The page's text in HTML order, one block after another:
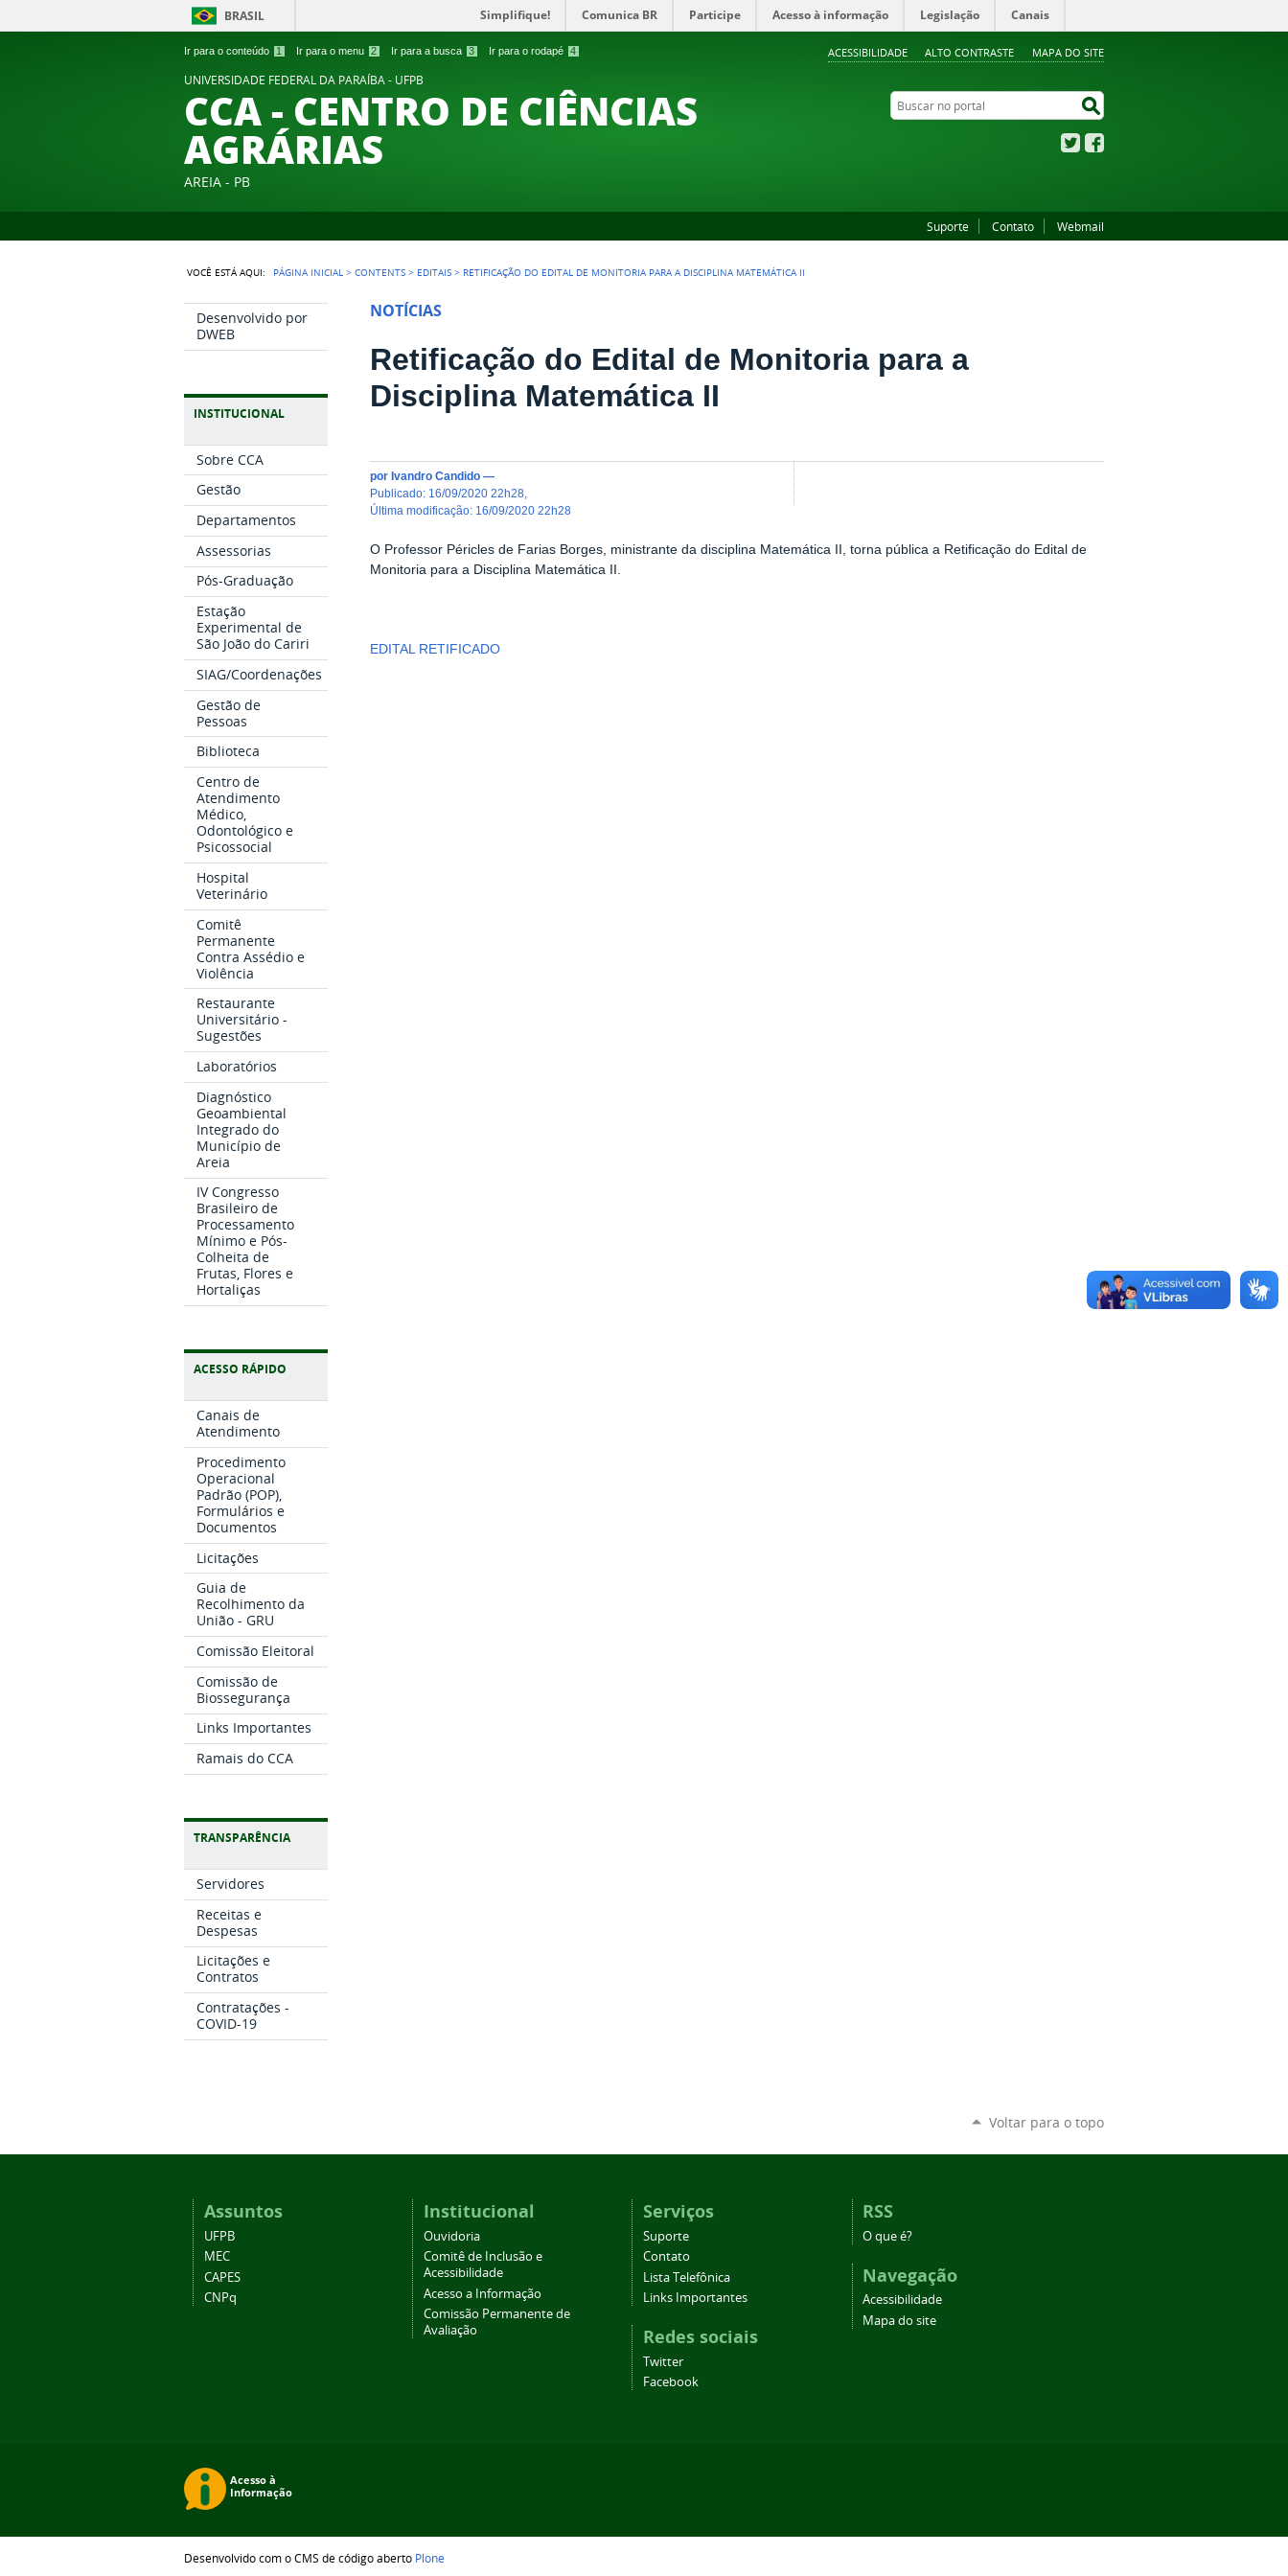
Ir para o conteúdo 1 Ir para o menu 2 Ir para a busca 3 Ir para o rodapé 4 ACESSIBILIDADE ALTO CONTRASTE MAPA DO SITE
BRASIL Simplifique! Comunica BR Participe Acesso à informação Legislação Canais
UNIVERSIDADE FEDERAL DA PARAÍBA - UFPB
CCA - CENTRO DE CIÊNCIAS
AGRÁRIAS
AREIA - PB
Buscar no portal
Twitter
Suporte Contato Webmail
VOCÊ ESTÁ AQUI: PÁGINA INICIAL >CONTENTS > EDITAIS > RETIFICAÇÃO DO EDITAL DE MONITORIA PARA A DISCIPLINA MATEMÁTICA II
Desenvolvido por
DWEB
INSTITUCIONAL
Sobre CCA
Gestão
Departamentos
Assessorias
Pós-Graduação
Estação
Experimental de
São João do Cariri
SIAG/Coordenações
Gestão de
Pessoas
Biblioteca
Centro de
Atendimento
Médico,
Odontológico e
Psicossocial
Hospital
Veterinário
Comitê
Permanente
Contra Assédio e
Violência
Restaurante
Universitário -
Sugestões
Laboratórios
Diagnóstico
Geoambiental
Integrado do
Município de
Areia
IV Congresso
Brasileiro de
Processamento
Mínimo e Pós-
Colheita de
Frutas, Flores e
Hortaliças
ACESSO RÁPIDO
Canais de
Atendimento
Procedimento
Operacional
Padrão (POP),
Formulários e
Documentos
Licitações
Guia de
Recolhimento da
União - GRU
Comissão Eleitoral
Comissão de
Biossegurança
Links Importantes
Ramais do CCA
TRANSPARÊNCIA
Servidores
Receitas e
Despesas
Licitações e
Contratos
Contratações -
COVID-19
NOTÍCIAS
Retificação do Edital de Monitoria para a
Disciplina Matemática II
por Ivandro Candido —
publicado: 16/09/2020 22h28
última modificação: 16/09/2020 22h28
O Professor Péricles de Farias Borges, ministrante da disciplina Matemática II, torna pública a Retificação do Edital de
Monitoria para a Disciplina Matemática II.
EDITAL RETIFICADO
Voltar para o topo
Assuntos
UFPB
MEC
CAPES
CNPq
Institucional
Ouvidoria
Comitê de Inclusão e
Acessibilidade
Acesso a Informação
Comissão Permanente de
Avaliação
Serviços
Suporte
Contato
Lista Telefônica
Links Importantes
Redes sociais
Twitter
Facebook
RSS
O que é?
Navegação
Acessibilidade
Mapa do site
Desenvolvido com o CMS de código aberto Plone